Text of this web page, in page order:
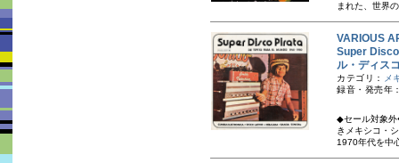
まれた、世界
VARIOUS
Super
ル・ディス
カテゴリ：
メ
録音・発売
◆セール対象外
き メキシコ・
1970年代を中